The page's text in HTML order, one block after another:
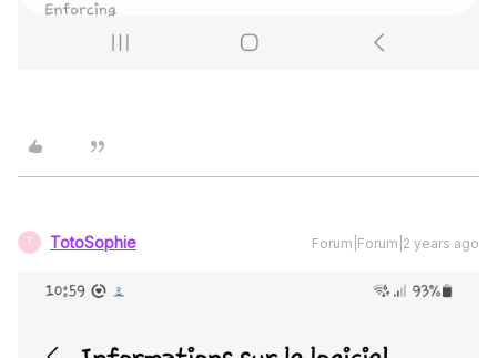
T TotoSophie Forum|Forum|2 years ago